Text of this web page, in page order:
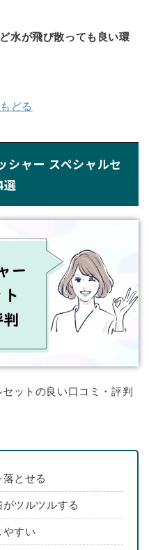
水が飛び散っても良い環
どる
シャー スペシャルセ
選
ットの良い口コミ・評判
とせる
ツルツルする
すい